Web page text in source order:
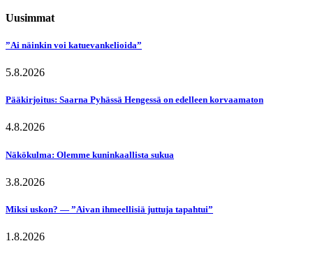
Uusimmat
”Ai näinkin voi katuevankelioida”
5.8.2026
Pääkirjoitus: Saarna Pyhässä Hengessä on edelleen korvaamaton
4.8.2026
Näkökulma: Olemme kuninkaallista sukua
3.8.2026
Miksi uskon? — ”Aivan ihmeellisiä juttuja tapahtui”
1.8.2026